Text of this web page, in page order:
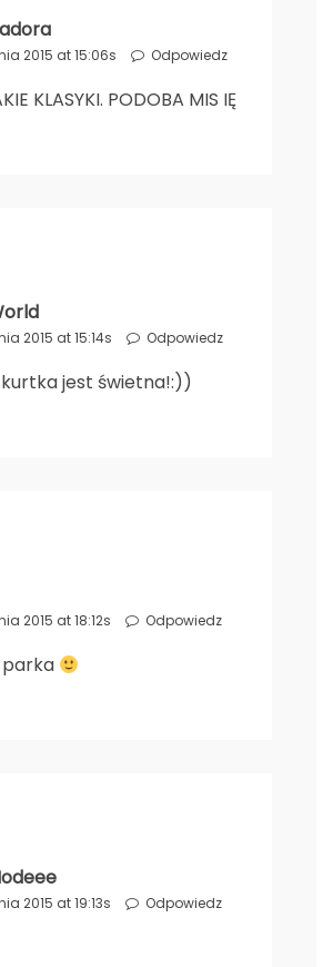
2015 at 15:06s Odpowiedz
KLASYKI. PODOBA MIS IĘ
2015 at 15:14s Odpowiedz
jest świetna!:))
2015 at 18:12s Odpowiedz
2015 at 19:13s Odpowiedz